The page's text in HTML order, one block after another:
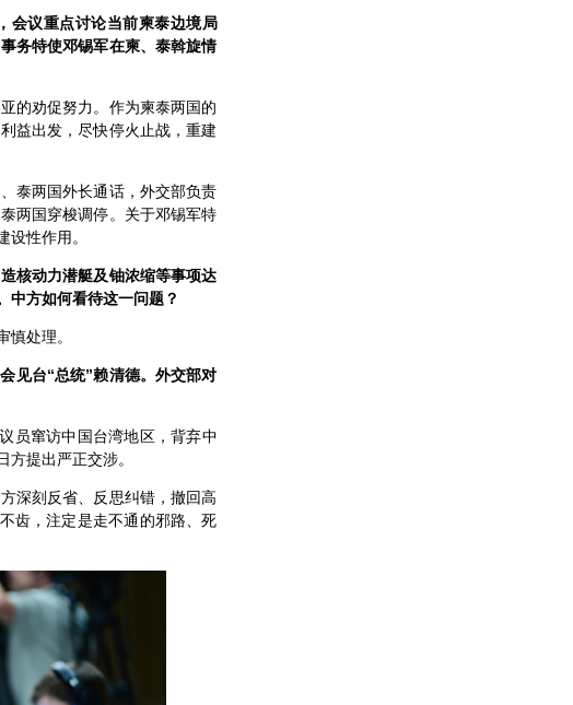
会议重点讨论当前柬泰边境局
务特使邓锡军在柬、泰斡旋情
的劝促努力。作为柬泰两国的
益出发，尽快停火止战，重建
泰两国外长通话，外交部负责
两国穿梭调停。关于邓锡军特
性作用。
核动力潜艇及铀浓缩等事项达
中方如何看待这一问题？
处理。
见台“总统”赖清德。外交部对
员窜访中国台湾地区，背弃中
提出严正交涉。
深刻反省、反思纠错，撤回高
齿，注定是走不通的邪路、死